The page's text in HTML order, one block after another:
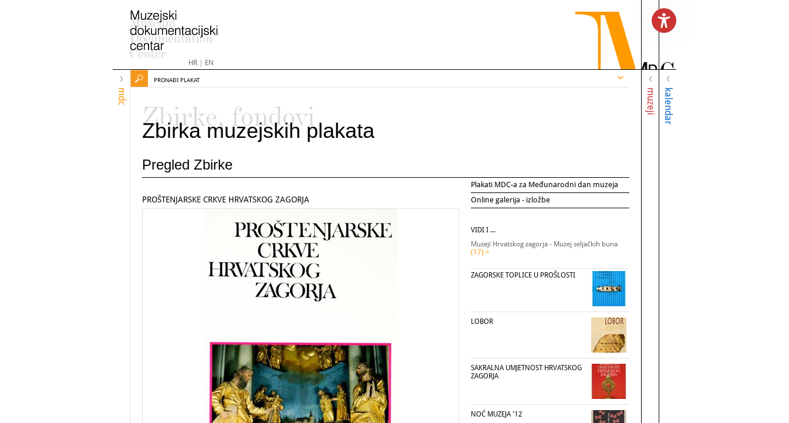
HR| EN
mdc muzeji kalendar
PRONAĐI PLAKAT
Zbirke, fondovi
Zbirka muzejskih plakata
Pregled Zbirke
Plakati MDC-a za Međunarodni dan muzeja
Online galerija - izložbe
PROŠTENJARSKE CRKVE HRVATSKOG ZAGORJA
VIDI I ...
Muzeji Hrvatskog zagorja - Muzej seljačkih buna
(17) >
ZAGORSKE TOPLICE U PROŠLOSTI
LOBOR
SAKRALNA UMJETNOST HRVATSKOG
ZAGORJA
NOĆ MUZEJA '12